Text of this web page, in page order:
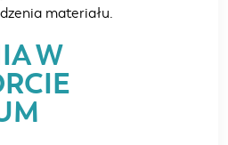
materiału.
W